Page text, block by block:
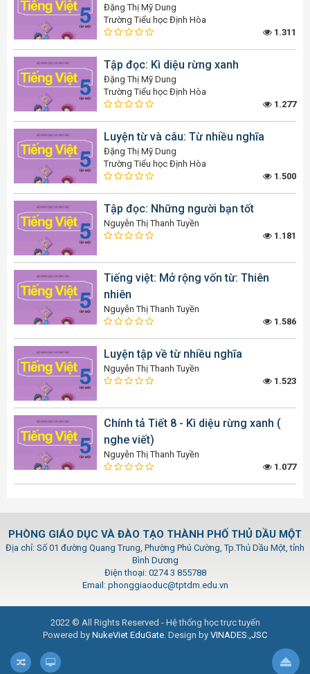
Đặng Thị Mỹ Dung
Trường Tiểu học Định Hòa
1.311
Tập đọc: Kì diệu rừng xanh
Đặng Thị Mỹ Dung
Trường Tiểu học Định Hòa
1.277
Luyện từ và câu: Từ nhiều nghĩa
Đặng Thị Mỹ Dung
Trường Tiểu học Định Hòa
1.500
Tập đọc: Những người bạn tốt
Nguyễn Thị Thanh Tuyền
1.181
Tiếng việt: Mở rộng vốn từ: Thiên
nhiên
Nguyễn Thị Thanh Tuyền
1.586
Luyện tập về từ nhiều nghĩa
Nguyễn Thị Thanh Tuyền
1.523
Chính tả Tiết 8 - Kì diệu rừng xanh (
nghe viết)
Nguyễn Thị Thanh Tuyền
1.077
PHÒNG GIÁO DỤC VÀ ĐÀO TẠO THÀNH PHỐ THỦ DẦU MỘT
Địa chỉ: Số 01 đường Quang Trung, Phường Phú Cường, Tp.Thủ Dầu Một, tỉnh
Bình Dương
Điện thoại: 0274 3 855788
Email: phonggiaoduc@tptdm.edu.vn
2022 © All Rights Reserved - Hệ thống học trực tuyến
Powered by NukeViet EduGate. Design by VINADES.,JSC